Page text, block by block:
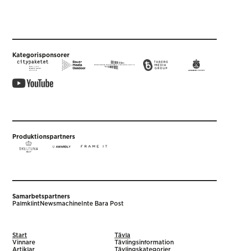
Kategorisponsorer
Produktionspartners
Samarbetspartners
PalmklintNewsmachine Inte Bara Post
Start
Vinnare
Artiklar
Tävla
Tävlingsinformation
Tävlingskategorier